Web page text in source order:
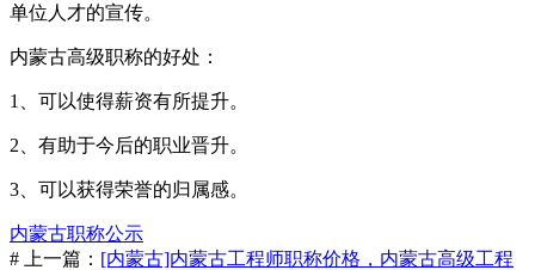
单位人才的宣传。
内蒙古高级职称的好处：
1、可以使得薪资有所提升。
2、有助于今后的职业晋升。
3、可以获得荣誉的归属感。
内蒙古职称公示
# 上一篇： [内蒙古]内蒙古工程师职称价格，内蒙古高级工程